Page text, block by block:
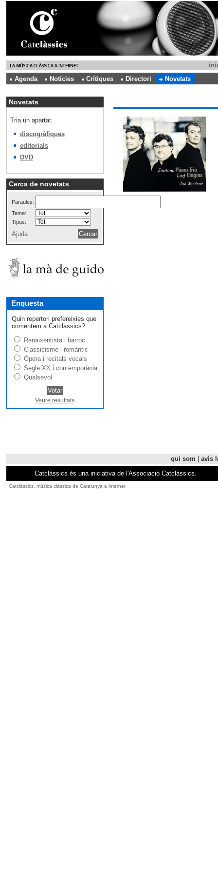
Agenda
Notícies Crítiques Directori Novetats
Novetats
Tria un apartat:
discogràfiques
editorials
DVD
Cerca de novetats
Paraules:
Tema:
Tipus:
Ajuda
Enquesta
Quin repertori prefereixies que
comentem a Catclassics?
Renaixentista i barroc
Classicisme i romàntic
Òpera i recitals vocals
Segle XX i contemporània
Qualsevol
Veure resultats
qui som
avís
Catclàssics és una iniciativa de l'Associació Catclàssics.
Catclàssics, música clàssica de Catalunya a internet